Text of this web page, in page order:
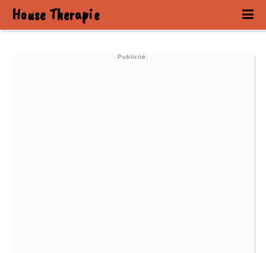
House Therapie
Publicité: